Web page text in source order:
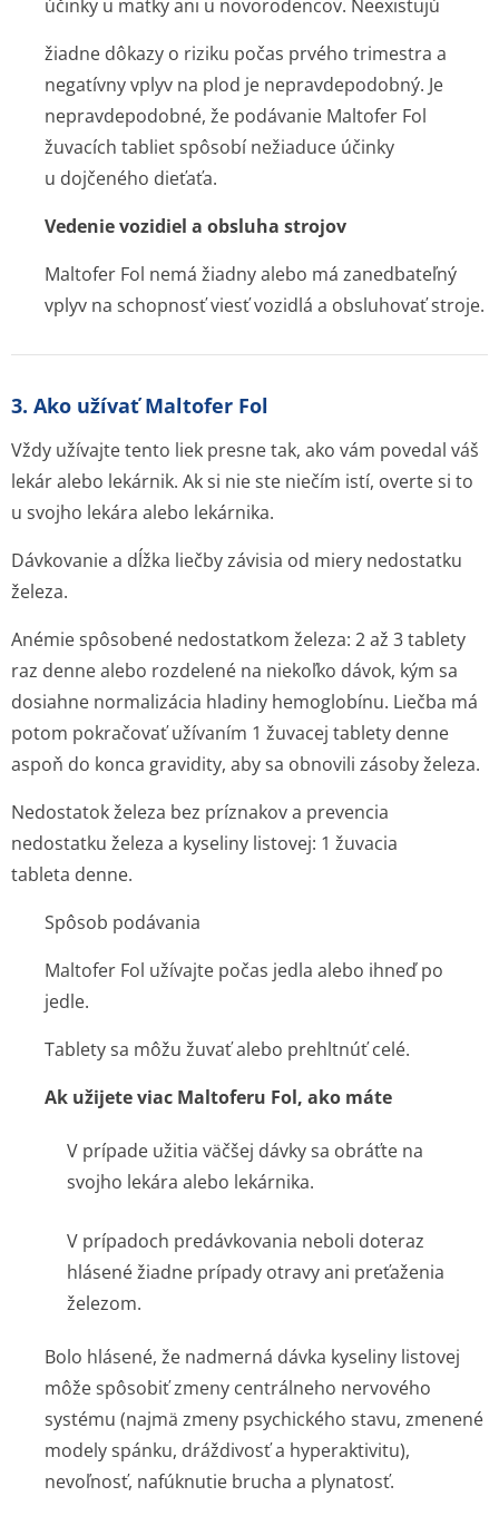
účinky u matky ani u novorodencov. Neexistujú
žiadne dôkazy o riziku počas prvého trimestra a
negatívny vplyv na plod je nepravdepodobný. Je
nepravdepodobné, že podávanie Maltofer Fol
žuvacích tabliet spôsobí nežiaduce účinky
u dojčeného dieťaťa.
Vedenie vozidiel a obsluha strojov
Maltofer Fol nemá žiadny alebo má zanedbateľný
vplyv na schopnosť viesť vozidlá a obsluhovať stroje.
3. Ako užívať Maltofer Fol
Vždy užívajte tento liek presne tak, ako vám povedal váš
lekár alebo lekárnik. Ak si nie ste niečím istí, overte si to
u svojho lekára alebo lekárnika.
Dávkovanie a dĺžka liečby závisia od miery nedostatku
železa.
Anémie spôsobené nedostatkom železa: 2 až 3 tablety
raz denne alebo rozdelené na niekoľko dávok, kým sa
dosiahne normalizácia hladiny hemoglobínu. Liečba má
potom pokračovať užívaním 1 žuvacej tablety denne
aspoň do konca gravidity, aby sa obnovili zásoby železa.
Nedostatok železa bez príznakov a prevencia
nedostatku železa a kyseliny listovej: 1 žuvacia
tableta denne.
Spôsob podávania
Maltofer Fol užívajte počas jedla alebo ihneď po
jedle.
Tablety sa môžu žuvať alebo prehltnúť celé.
Ak užijete viac Maltoferu Fol, ako máte
V prípade užitia väčšej dávky sa obráťte na
svojho lekára alebo lekárnika.
V prípadoch predávkovania neboli doteraz
hlásené žiadne prípady otravy ani preťaženia
železom.
Bolo hlásené, že nadmerná dávka kyseliny listovej
môže spôsobiť zmeny centrálneho nervového
systému (najmä zmeny psychického stavu, zmenené
modely spánku, dráždivosť a hyperaktivitu),
nevoľnosť, nafúknutie brucha a plynatosť.